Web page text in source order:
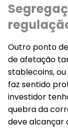
Outro ponto
de afetação
stablecoins,
faz sentido
investidor
quebra da
deve alcançar